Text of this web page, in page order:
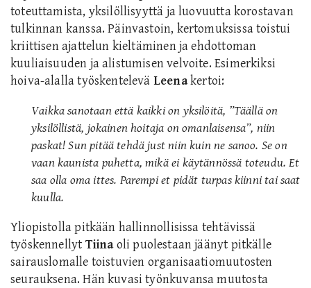
toteuttamista, yksilöllisyyttä ja luovuutta korostavan
tulkinnan kanssa. Päinvastoin, kertomuksissa toistui
kriittisen ajattelun kieltäminen ja ehdottoman
kuuliaisuuden ja alistumisen velvoite. Esimerkiksi
hoiva-alalla työskentelevä Leenakertoi:
Vaikka sanotaan että kaikki on yksilöitä, ”Täällä on
yksilöllistä, jokainen hoitaja on omanlaisensa”, niin
paskat! Sun pitää tehdä just niin kuin ne sanoo. Se on
vaan kaunista puhetta, mikä ei käytännössä toteudu. Et
saa olla oma ittes. Parempi et pidät turpas kiinni tai saat
kuulla.
Yliopistolla pitkään hallinnollisissa tehtävissä
työskennellyt Tiinaoli puolestaan jäänyt pitkälle
sairauslomalle toistuvien organisaatiomuutosten
seurauksena. Hän kuvasi työnkuvansa muutosta